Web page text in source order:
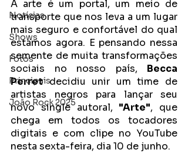
Notícias
Shows
Fotos
Principais
João Rock 2025
A arte é um portal, um meio de
transporte que nos leva a um lugar
mais seguro e confortável do qual
estamos agora. E pensando nessa
semente de muita transformações
sociais no nosso país, Becca
Perret decidiu unir um time de
artistas negros para lançar seu
novo single autoral, "Arte", que
chega em todos os tocadores
digitais e com clipe no YouTube
nesta sexta-feira, dia 10 de junho.